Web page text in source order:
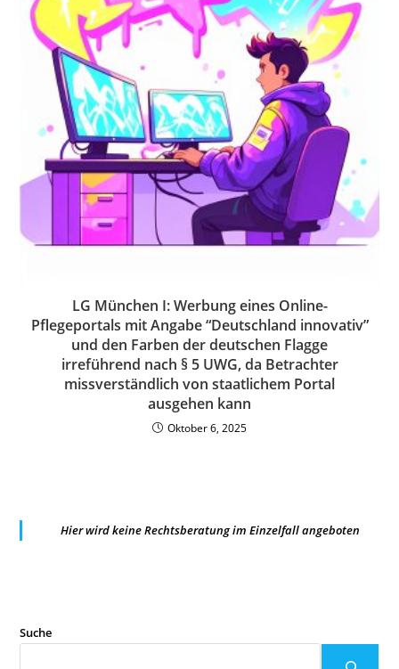
LG München I: Werbung eines Online-
Pflegeportals mit Angabe “Deutschland innovativ”
und den Farben der deutschen Flagge
irreführend nach § 5 UWG, da Betrachter
missverständlich von staatlichem Portal
ausgehen kann
Oktober 6, 2025
Hier wird keine Rechtsberatung im Einzelfall angeboten
Suche